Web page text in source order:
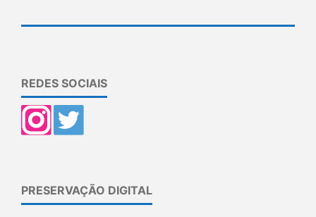
REDES SOCIAIS
PRESERVAÇÃO DIGITAL